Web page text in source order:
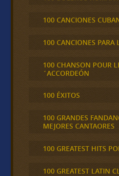
100 CANCIONES
100 CANCIONES PARA
100 CHANSON POUR
´ACCORDEÓN
100 ÉXITOS
100 GRANDES
MEJORES CANTAORES
100 GREATEST HITS
100 GREATEST LATIN